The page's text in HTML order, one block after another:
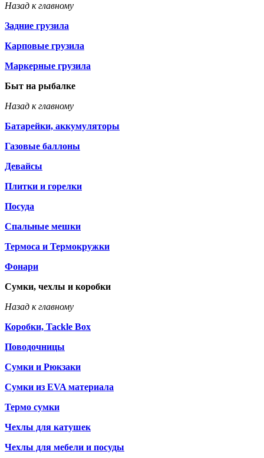
Назад к главному
Задние грузила
Карповые грузила
Маркерные грузила
Быт на рыбалке
Назад к главному
Батарейки, аккумуляторы
Газовые баллоны
Девайсы
Плитки и горелки
Посуда
Спальные мешки
Термоса и Термокружки
Фонари
Сумки, чехлы и коробки
Назад к главному
Коробки, Tackle Box
Поводочницы
Сумки и Рюкзаки
Сумки из EVA материала
Термо сумки
Чехлы для катушек
Чехлы для мебели и посуды